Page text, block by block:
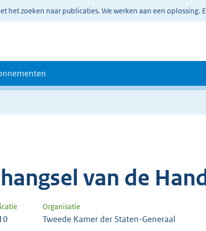
het zoeken naar publicaties. We werken aan een oplossing.
van de
Organisatie
Tweede Kamer der Staten-Generaal